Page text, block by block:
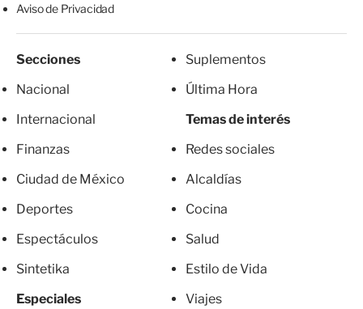
Aviso de Privacidad
Secciones
Nacional
Internacional
Finanzas
Ciudad de México
Deportes
Espectáculos
Sintetika
Especiales
Suplementos
Última Hora
Temas de interés
Redes sociales
Alcaldías
Cocina
Salud
Estilo de Vida
Viajes